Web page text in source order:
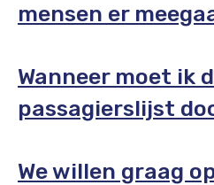
mensen er
Wanneer moet ik
passagierslijst
We willen graag